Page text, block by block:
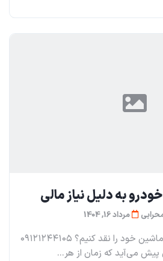
به دلیل نیاز مالی
مرداد 16, 1404
چگونه در کمترین زمان ماشین خود را نقد کنیم؟ ۰۹۱۲۱۲۴۴۱۰۵
می‌آید که زمان از هر...